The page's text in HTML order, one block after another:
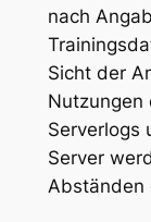
nach
Sicht der
Nutzungen
Serverlogs
Server
Abständen